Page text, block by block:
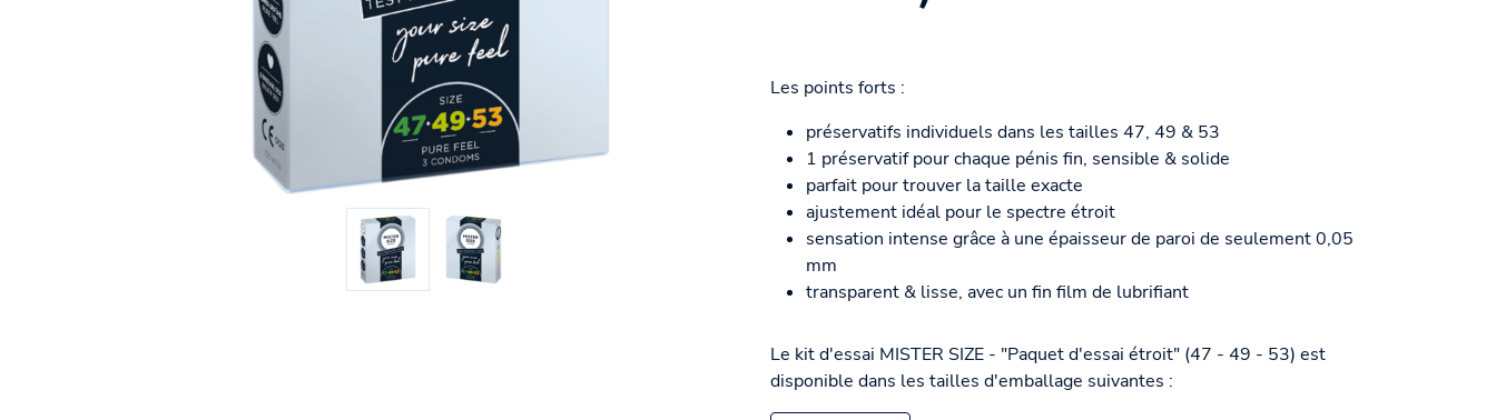
Les points forts :
préservatifs individuels dans les tailles 47, 49 & 53
1 préservatif pour chaque pénis fin, sensible & solide
parfait pour trouver la taille exacte
ajustement idéal pour le spectre étroit
sensation intense grâce à une épaisseur de paroi de seulement 0,05
mm
transparent & lisse, avec un fin film de lubrifiant
Le kit d'essai MISTER SIZE - "Paquet d'essai étroit" (47 - 49 - 53) est
disponible dans les tailles d'emballage suivantes :